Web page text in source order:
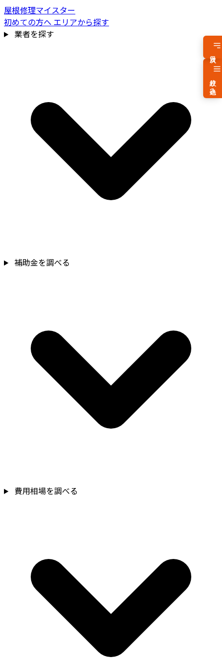
屋根修理マイスター
初めての方へ エリアから探す
業者を探す
補助金を調べる
費用相場を調べる
費用相場を見る
絞り込み